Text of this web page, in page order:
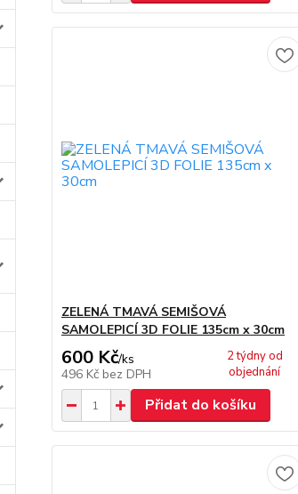
ZELENÁ TMAVÁ SEMIŠOVÁ
SAMOLEPICÍ 3D FOLIE 135cm x 30cm
600 Kč/ks
496 Kč bez DPH
2 týdny od
objednání
Přidat do košíku